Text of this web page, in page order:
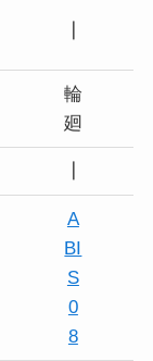
輪
廻
A
BI
S
0
8